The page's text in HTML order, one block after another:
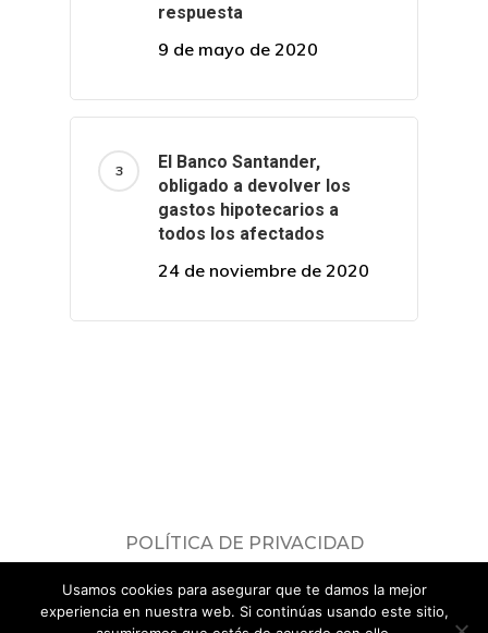
respuesta
9 de mayo de 2020
El Banco Santander,
obligado a devolver los
gastos hipotecarios a
todos los afectados
24 de noviembre de 2020
POLÍTICA DE PRIVACIDAD
Consulta nuestrapolítica de privacidad.
© 2026 ADICAE Servicios Jurídicos.
Usamos cookies para asegurar que te damos la mejor
experiencia en nuestra web. Si continúas usando este sitio,